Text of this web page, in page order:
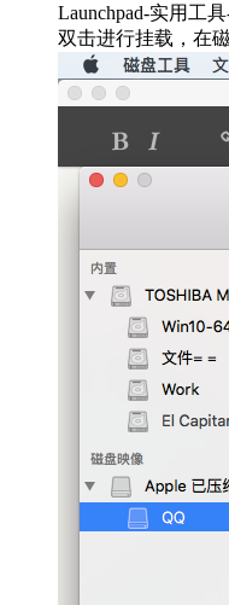
Launchpad-实用工
双击进行挂载，在